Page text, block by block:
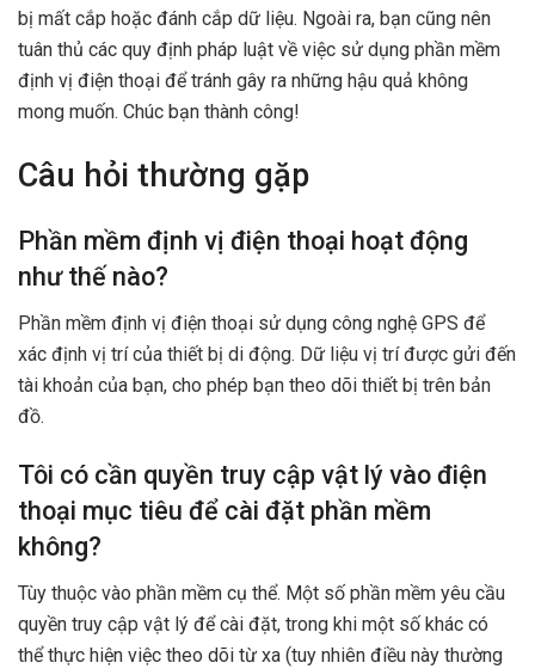
bị mất cắp hoặc đánh cắp dữ liệu. Ngoài ra, bạn cũng nên
tuân thủ các quy định pháp luật về việc sử dụng phần mềm
định vị điện thoại để tránh gây ra những hậu quả không
mong muốn. Chúc bạn thành công!
Câu hỏi thường gặp
Phần mềm định vị điện thoại hoạt động
như thế nào?
Phần mềm định vị điện thoại sử dụng công nghệ GPS để
xác định vị trí của thiết bị di động. Dữ liệu vị trí được gửi đến
tài khoản của bạn, cho phép bạn theo dõi thiết bị trên bản
đồ.
Tôi có cần quyền truy cập vật lý vào điện
thoại mục tiêu để cài đặt phần mềm
không?
Tùy thuộc vào phần mềm cụ thể. Một số phần mềm yêu cầu
quyền truy cập vật lý để cài đặt, trong khi một số khác có
thể thực hiện việc theo dõi từ xa (tuy nhiên điều này thường